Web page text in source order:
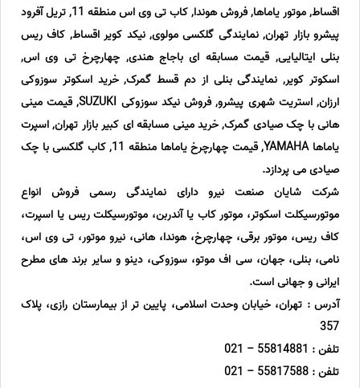
اقساط, موتور یاماها, فروش هوندا, کاب تی وی اس منطقه 11, تریل آفرود
پیشرو بازار تهران, نمایندگی گلکسی مولوی, نیکد کویر اقساط, کاف ریس
بنلی ایتالیایی, قیمت مسابقه ای باجاج هندی, چهارچرخ تی وی اس,
اسکوتر کویر, نمایندگی بنلی از دم قسط گمرک, خرید اسکوتر سوزوکی
ارزان, استریت شهری پیشرو, فروش نیکد سوزوکی SUZUKI, قیمت مینی
هانی با چک صیادی گمرک, خرید مینی مسابقه ای کبیر بازار تهران, اسپرت
یاماها YAMAHA, قیمت چهارچرخ یاماها منطقه 11, کاب گلکسی با چک
صیادی می پردازد.
شرکت شایان صنعت نیرو دارای نمایندگی رسمی فروش انواع
موتورسیکلت اسکوتر، موتور کاب یا آندربن، موتورسیکلت ریس یا اسپرت،
کاف ریس، موتور برقی، چهارچرخ، هوندا، هانی، نیرو موتور، تی وی اس،
نامی، بنلی، جهان، سی اف موتو، سوزوکی، دینو و سایر برند های مطرح
ایرانی و جهانی است.
آدرس : تهران، خیابان وحدت اسلامی، پایین تر از بیمارستان رازی، پلاک
357
تلفن : 55814881 – 021
تلفن : 55817588 – 021